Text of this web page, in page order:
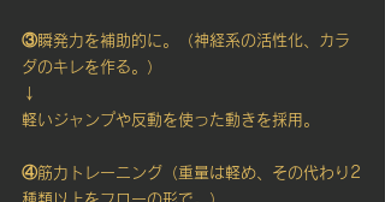
③瞬発力を補助的に。（神経系の活性化、カラ
ダのキレを作る。）
↓
軽いジャンプや反動を使った動きを採用。
④筋力トレーニング（重量は軽め、その代わり2
種類以上をフローの形で。）